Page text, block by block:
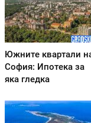
Южните квартали
София: Ипотека за
яка гледка